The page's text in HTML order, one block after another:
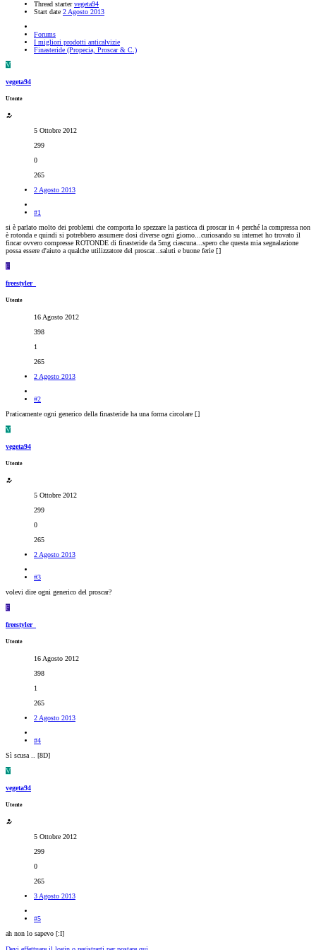
Thread starter vegeta94
Start date 2 Agosto 2013
Forums
I migliori prodotti anticalvizie
Finasteride (Propecia, Proscar & C.)
V
vegeta94
Utente
5 Ottobre 2012
299
0
265
2 Agosto 2013
#1
si è parlato molto dei problemi che comporta lo spezzare la pasticca di proscar in 4 perché la compressa non
è rotonda e quindi si potrebbero assumere dosi diverse ogni giorno...curiosando su internet ho trovato il
fincar ovvero compresse ROTONDE di finasteride da 5mg ciascuna...spero che questa mia segnalazione
possa essere d'aiuto a qualche utilizzatore del proscar...saluti e buone ferie []
F
freestyler_
Utente
16 Agosto 2012
398
1
265
2 Agosto 2013
#2
Praticamente ogni generico della finasteride ha una forma circolare []
V
vegeta94
Utente
5 Ottobre 2012
299
0
265
2 Agosto 2013
#3
volevi dire ogni generico del proscar?
F
freestyler_
Utente
16 Agosto 2012
398
1
265
2 Agosto 2013
#4
Sì scusa .. [8D]
V
vegeta94
Utente
5 Ottobre 2012
299
0
265
3 Agosto 2013
#5
ah non lo sapevo [:I]